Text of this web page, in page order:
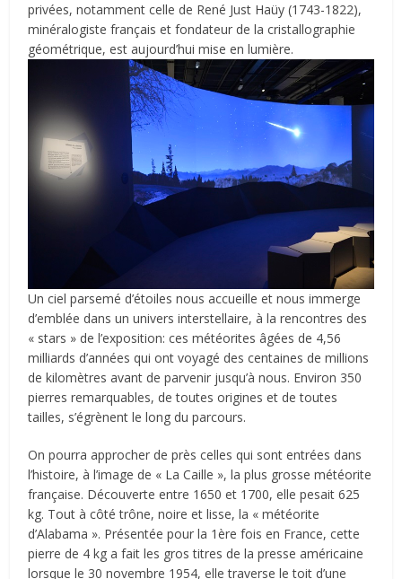
privées, notamment celle de René Just Haüy (1743-1822),
minéralogiste français et fondateur de la cristallographie
géométrique, est aujourd’hui mise en lumière.
Un ciel parsemé d’étoiles nous accueille et nous immerge
d’emblée dans un univers interstellaire, à la rencontres des
« stars » de l’exposition: ces météorites âgées de 4,56
milliards d’années qui ont voyagé des centaines de millions
de kilomètres avant de parvenir jusqu’à nous. Environ 350
pierres remarquables, de toutes origines et de toutes
tailles, s’égrènent le long du parcours.
On pourra approcher de près celles qui sont entrées dans
l’histoire, à l’image de « La Caille », la plus grosse météorite
française. Découverte entre 1650 et 1700, elle pesait 625
kg. Tout à côté trône, noire et lisse, la « météorite
d’Alabama ». Présentée pour la 1ère fois en France, cette
pierre de 4 kg a fait les gros titres de la presse américaine
lorsque le 30 novembre 1954, elle traverse le toit d’une